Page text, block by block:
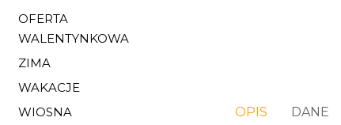
OFERTA
WALENTYNKOWA
ZIMA
WAKACJE
WIOSNA
OPIS DANE